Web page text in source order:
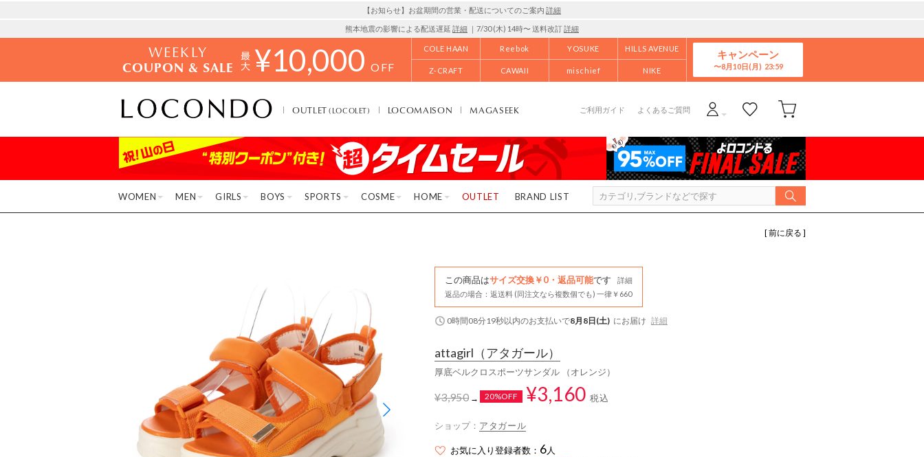
【お知らせ】お盆期間の営業・配送についてのご案内 詳細
熊本地震の影響による配送遅延 詳細 ｜7/30 (木) 14時〜 送料改訂詳細
WEEKLY
COUPON & SALE ¥10,000 OFF
COLE HAAN Reebok YOSUKE HILLS AVENUE
Z-CRAFT CAWAII mischief NIKE
キャンペーン
8月10日(月)
OUTLET(LOCOLET) LOCOMAISON MAGASEEK ご利用ガイド よくあるご質問
WOMEN MEN GIRLS BOYS SPORTS COSME HOME OUTLET BRAND LIST
[ 前に戻る ]
この商品はサイズ交換￥0・返品可能です
詳細
返品の場合：返送料 (同注文なら複数個でも) 一律￥660
0時間08分18秒以内のお支払いで8月8日(土) にお届け 詳細
attagirl （アタガール）
厚底ベルクロスポーツサンダル （オレンジ）
¥3,950→ 20%OFF ¥3,160 税込
ショップ： アタガール
お気に入り登録者数： 6人